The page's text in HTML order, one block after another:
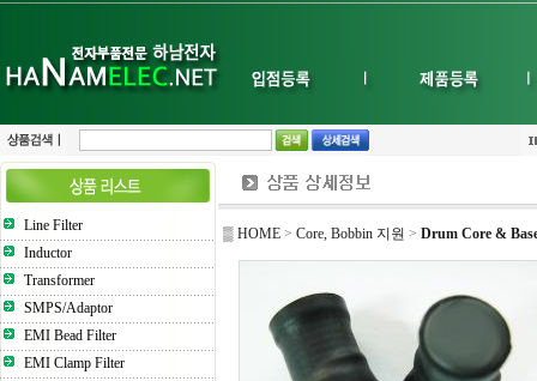
Line Filter
Inductor
Transformer
SMPS/Adaptor
EMI Bead Filter
EMI Clamp Filter
▒ HOME > Core, Bobbin 지원 > Drum Core &